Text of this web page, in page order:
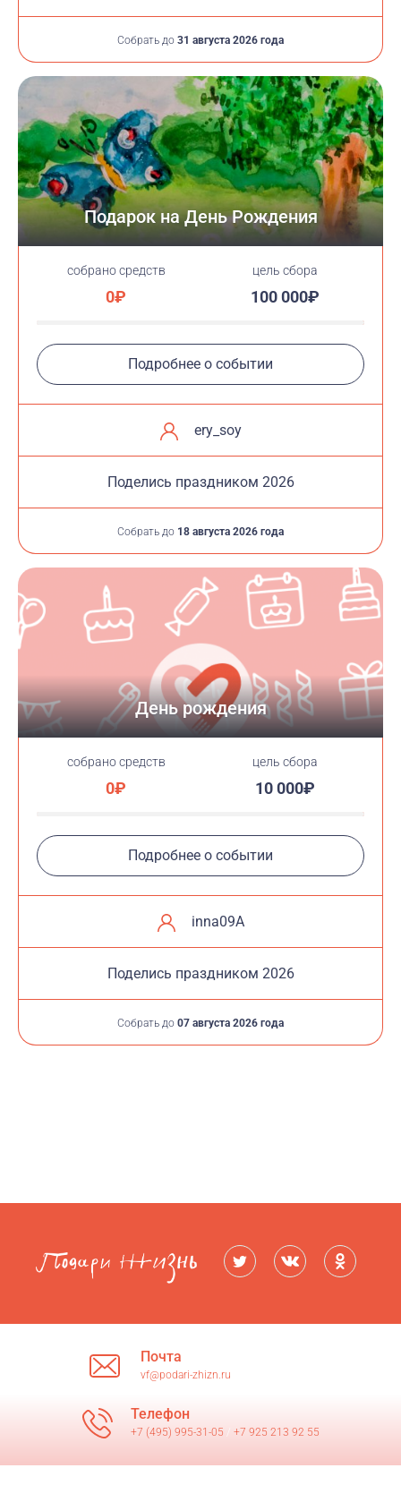
Собрать до 31 августа 2026 года
Подарок на День Рождения
cобрано средств
0₽
цель сбора
100 000₽
Подробнее о событии
ery_soy
Поделись праздником 2026
Собрать до 18 августа 2026 года
День рождения
cобрано средств
0₽
цель сбора
10 000₽
Подробнее о событии
inna09A
Поделись праздником 2026
Собрать до 07 августа 2026 года
Почта
vf@podari-zhizn.ru
Телефон
+7 (495) 995-31-05 +7 925 213 92 55